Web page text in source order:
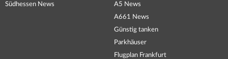
Südhessen News
A5 News
A661 News
Günstig tanken
Parkhäuser
Flugplan Frankfurt